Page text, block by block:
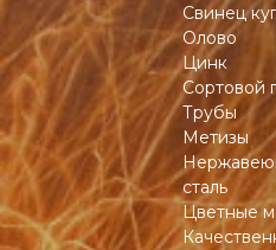
Свинец
Олово
Цинк
Сортовой
Трубы
Метизы
сталь
Цветные